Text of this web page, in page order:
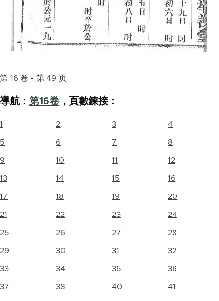
第 16 卷 - 第 49 页
導航： 第16卷 ，頁數鍊接：
1 2 3 4
5 6 7 8
9 10 11 12
13 14 15 16
17 18 19 20
21 22 23 24
25 26 27 28
29 30 31 32
33 34 35 36
37 38 40 41